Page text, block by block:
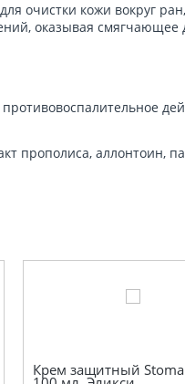
очистки кожи вокруг
оказывая
прополиса, аллонтоин,
Крем защитный